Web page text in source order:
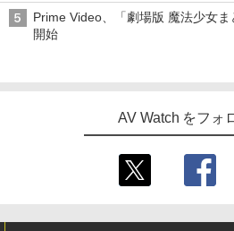
Prime Video、「劇場版 魔法少女
開始
AV Watch をフォ